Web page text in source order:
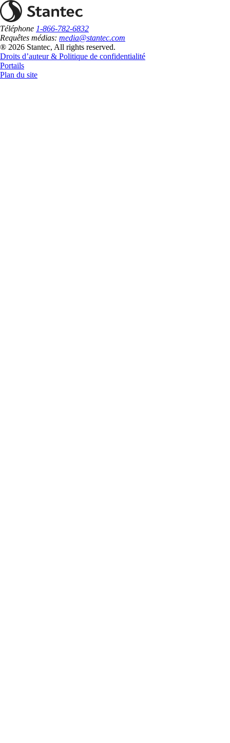
Téléphone 1-866-782-6832
Requêtes médias: media@stantec.com
® 2026 Stantec, All rights reserved.
Droits d’auteur & Politique de confidentialité
Portails
Plan du site